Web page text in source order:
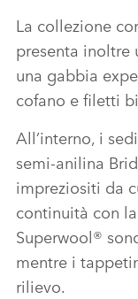
La collezione
presenta inoltre
una gabbia
cofano e filetti
All’interno, i
semi‑anilina
impreziositi da
continuità con
Superwool®
mentre i
rilievo.